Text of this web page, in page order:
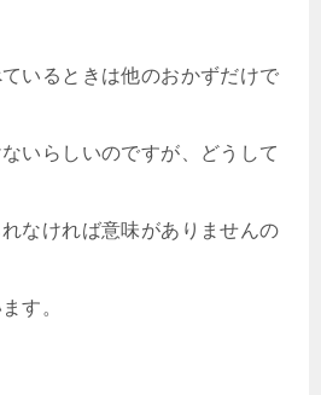
いるときは他のおかずだけで
いらしいのですが、どうして
なければ意味がありませんの
す。